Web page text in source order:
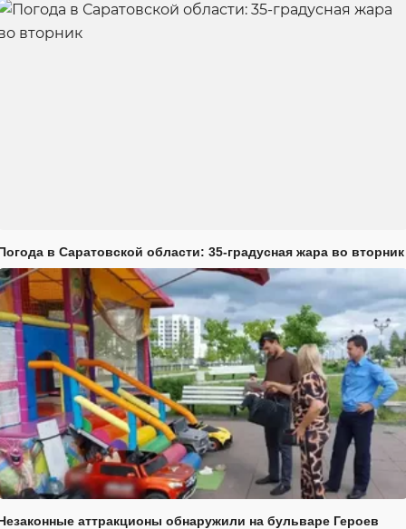
в Саратовской области: 35-градусная жара во вторник
аттракционы обнаружили на бульваре Героев